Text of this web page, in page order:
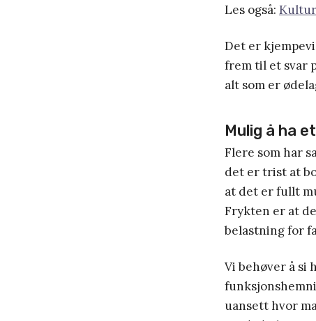
Les også:
Det er
frem til et svar
alt som er
Mulig å ha
Flere som har
det er trist at
at det er fullt
Frykten er at
belastning for
Vi behøver å si
uansett hvor